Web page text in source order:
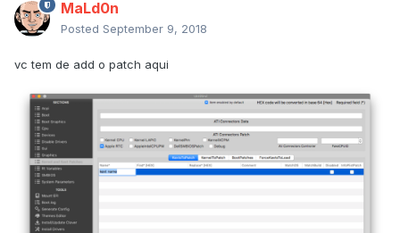
MaLd0n
Posted September 9, 2018
vc tem de add o patch aqui